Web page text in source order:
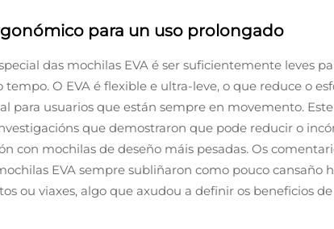
para un uso prolongado
das mochilas EVA é ser suficientemente leves
O EVA é flexible e ultra-leve, o que reduce o
para usuarios que están sempre en movemento.
que demostraron que pode reducir o
con mochilas de deseño máis pesadas. Os
EVA sempre subliñaron como pouco cansaño
ou viaxes, algo que axudou a definir os beneficios